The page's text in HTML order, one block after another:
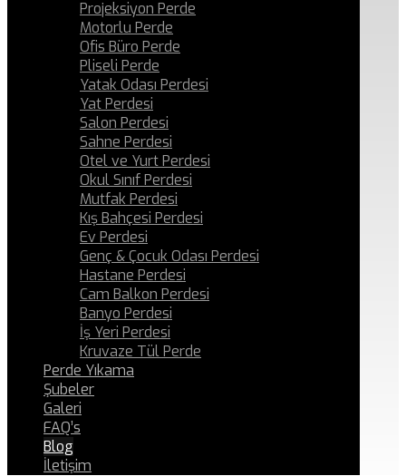
Projeksiyon Perde
Motorlu Perde
Ofis Büro Perde
Pliseli Perde
Yatak Odası Perdesi
Yat Perdesi
Salon Perdesi
Sahne Perdesi
Otel ve Yurt Perdesi
Okul Sınıf Perdesi
Mutfak Perdesi
Kış Bahçesi Perdesi
Ev Perdesi
Genç & Çocuk Odası Perdesi
Hastane Perdesi
Cam Balkon Perdesi
Banyo Perdesi
İş Yeri Perdesi
Kruvaze Tül Perde
Perde Yıkama
Şubeler
Galeri
FAQ’s
Blog
İletişim